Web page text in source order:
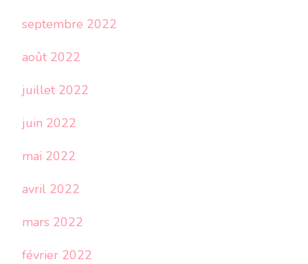
septembre 2022
août 2022
juillet 2022
juin 2022
mai 2022
avril 2022
mars 2022
février 2022